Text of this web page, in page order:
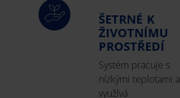
ŠETRNÉ K
ŽIVOTNÍMU
PROSTŘEDÍ
Systém pracuje s
nízkými teplotami a
využívá